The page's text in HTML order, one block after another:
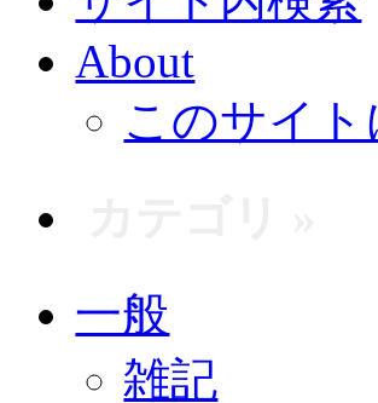
About
このサイ
一般
雑記